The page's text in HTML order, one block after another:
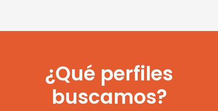
¿Qué perfiles
buscamos?